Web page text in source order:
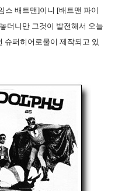
스 배트맨]이니 [배트맨 파이
더니만 그것이 발전해서 오늘
슈퍼히어로물이 제작되고 있